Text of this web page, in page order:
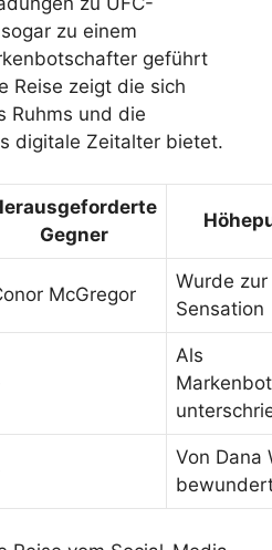
zu einem
geführt
Reise zeigt die sich
Ruhms und die
digitale Zeitalter bietet.
Gegner
McGregor
Wurde
Sensation
Als
Von Dana